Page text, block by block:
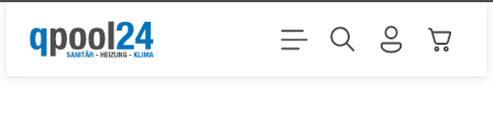
Zum Hauptinhalt springen